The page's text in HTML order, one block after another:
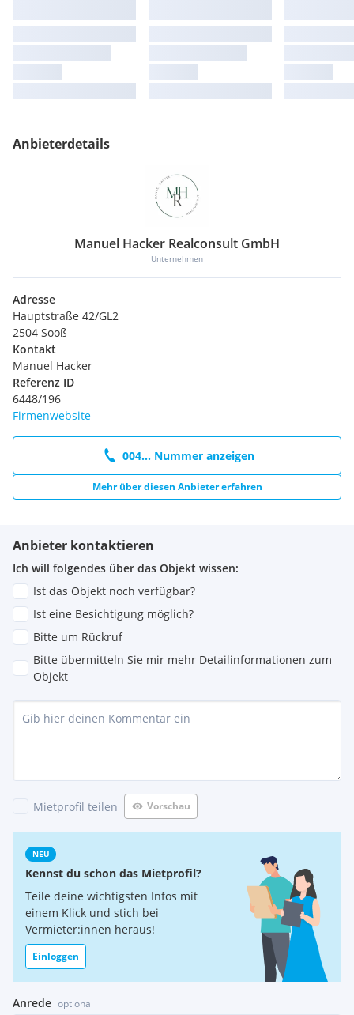
Anbieterdetails
Manuel Hacker Realconsult GmbH
Unternehmen
Adresse
Hauptstraße 42/GL2
2504 Sooß
Kontakt
Manuel Hacker
Referenz ID
6448/196
Firmenwebsite
004... Nummer anzeigen
Mehr über diesen Anbieter erfahren
Anbieter kontaktieren
Ich will folgendes über das Objekt wissen:
Ist das Objekt noch verfügbar?
Ist eine Besichtigung möglich?
Bitte um Rückruf
Bitte übermitteln Sie mir mehr Detailinformationen zum
Objekt
Mietprofil teilen Vorschau
NEU
Kennst du schon das Mietprofil?
Teile deine wichtigsten Infos mit
einem Klick und stich bei
Vermieter:innen heraus!
Einloggen
Anrede optional